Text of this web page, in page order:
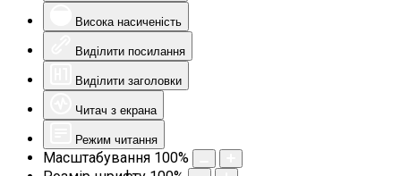
Висока насиченість
Виділити посилання
Виділити заголовки
Читач з екрана
Режим читання
Масштабування 100%